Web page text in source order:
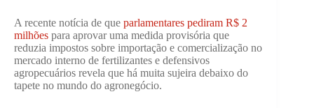
A recente notícia de que parlamentares pediram R$ 2
milhões para aprovar uma medida provisória que
reduzia impostos sobre importação e comercialização no
mercado interno de fertilizantes e defensivos
agropecuários revela que há muita sujeira debaixo do
tapete no mundo do agronegócio.